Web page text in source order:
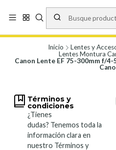
Vísita nuestro local en Los Agustinos
19.00, Sábados 10:00 a 19:00 y
Inicio
Lentes y
Lentes Montura
Canon Lente EF 75-300mm f/
Términos y
condiciones
¿Tienes
dudas? Tenemos toda la
información clara en
nuestro Términos y